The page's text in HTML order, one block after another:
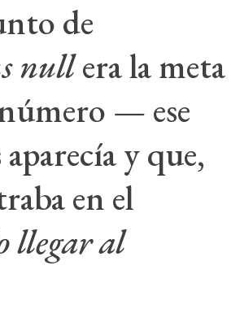
de
nullera la meta
— ese
y que,
en el
llegar al
El ojo del